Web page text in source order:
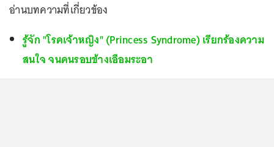
อ่านบทความที่เกี่ยวข้อง
รู้จัก "โรคเจ้าหญิง" (Princess Syndrome) เรียกร้องความ
สนใจ จนคนรอบข้างเอือมระอา